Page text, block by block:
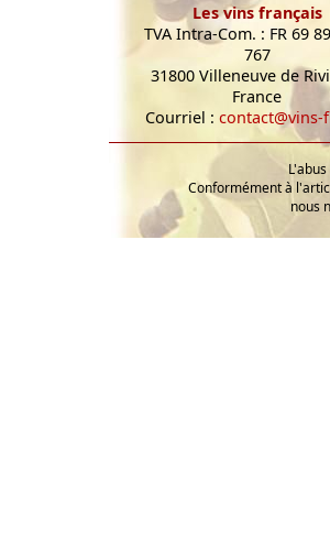
Les vins français
TVA Intra-Com. : FR 69
767
31800 Villeneuve de
France
Courriel : contact@vins-
Conformément à
nous